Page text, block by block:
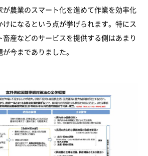
が農業のスマート化を進めて作業を効率化
けになるという点が挙げられます。特にス
畜産などのサービスを提供する側はあまり
今までありました。